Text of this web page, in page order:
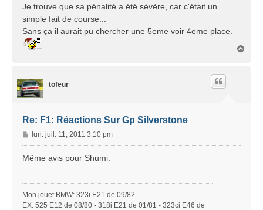
g
e
Je trouve que sa pénalité a été sévère, car c'était un
simple fait de course...
Sans ça il aurait pu chercher une 5eme voir 4eme place.
tofeur
Re: F1: Réactions Sur Gp Silverstone
M
e
s
e
lun. juil. 11, 2011 3:10 pm
Même avis pour Shumi.
Mon jouet BMW: 323i E21 de 09/82
EX: 525 E12 de 08/80 - 318i E21 de 01/81 - 323ci E46 de